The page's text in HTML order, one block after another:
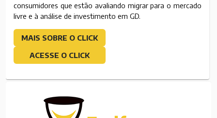
consumidores que estão avaliando migrar para o mercado
livre e à análise de investimento em GD.
MAIS SOBRE O CLICK
ACESSE O CLICK